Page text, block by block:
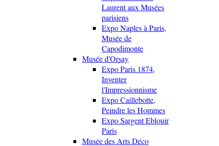
Laurent aux Musées
parisiens
Expo Naples à Paris,
Musée de
Capodimonte
Musée d'Orsay
Expo Paris 1874,
Inventer
l'Impressionnisme
Expo Caillebotte,
Peindre les Hommes
Expo Sargent Eblouir
Paris
Musée des Arts Déco